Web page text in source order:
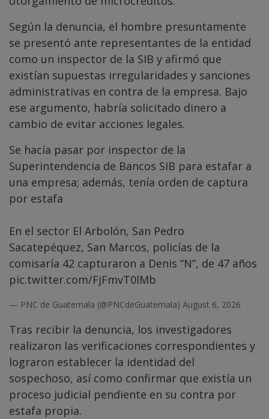
Según la denuncia, el hombre presuntamente
se presentó ante representantes de la entidad
como un inspector de la SIB y afirmó que
existían supuestas irregularidades y sanciones
administrativas en contra de la empresa. Bajo
ese argumento, habría solicitado dinero a
cambio de evitar acciones legales.
Se hacía pasar por inspector de la
Superintendencia de Bancos SIB para estafar a
una empresa; además, tenía orden de captura
por estafa
En el sector El Arbolón, San Pedro
Sacatepéquez, San Marcos, policías de la
comisaría 42 capturaron a Denis “N”, de 47 años
pic.twitter.com/FjFmvT0lMb
— PNC de Guatemala (@PNCdeGuatemala) August 6, 2026
Tras recibir la denuncia, los investigadores
realizaron las verificaciones correspondientes y
lograron establecer la identidad del
sospechoso, así como confirmar que existía un
proceso judicial pendiente en su contra por
estafa propia.